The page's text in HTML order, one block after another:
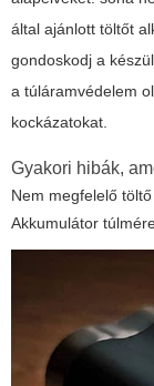
által ajánlott töltőt
gondoskodj a
a túláramvédelem
kockázatokat.
Gyakori hibák,
Nem megfelelő
Akkumulátor